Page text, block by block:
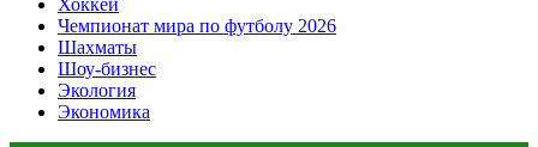
Хоккей
Чемпионат мира по футболу 2026
Шахматы
Шоу-бизнес
Экология
Экономика